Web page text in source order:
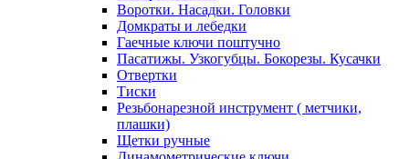
Воротки. Насадки. Головки
Домкраты и лебедки
Гаечные ключи поштучно
Пасатижы. Узкогубцы. Бокорезы. Кусачки
Отвертки
Тиски
Резьбонарезной инструмент ( метчики,
плашки)
Щетки ручные